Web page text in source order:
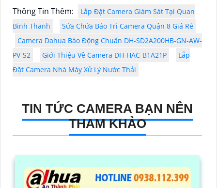
Thông Tin Thêm:
Lắp Đặt Camera Giám Sát Tại Quan
Binh Thanh
Sửa Chửa Bảo Trì Camera Quận 8 Giá Rẻ
Camera Dahua Báo Động Chuẩn DH-SD2A200HB-GN-AW-
PV-S2
Giới Thiệu Về Camera DH-HAC-B1A21P
Lắp
Đặt Camera Nhà Máy Xử Lý Nước Thải
TIN TỨC CAMERA BẠN NÊN
THAM KHẢO